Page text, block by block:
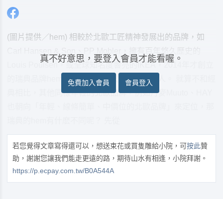
(圖片提供／hem) 相較於北歐工匠精神發展出的品牌，如
Louis Poulsen，或全球知名度響亮的IKEA，2014年才創立
的瑞典品牌hem，可說是北歐家具界的新鮮人。 就算不和經
典相比，其他同樣年輕的北歐品牌，例如丹麥Muuto、HAY
真不好意思，要登入會員才能看喔。
免費加入會員 會員登入
若您覺得文章寫得還可以，想送束花或買隻雕給小院，可按此贊
助，謝謝您讓我們能走更遠的路，期待山水有相逢，小院拜謝。
https://p.ecpay.com.tw/B0A544A